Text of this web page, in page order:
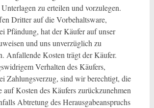
zu erteilen und vorzulegen.
Dritter auf die Vorbehaltsware,
Pfändung, hat der Käufer auf unser
und uns unverzüglich zu
Anfallende Kosten trägt der Käufer.
Verhalten des Käufers,
Zahlungsverzug, sind wir berechtigt, die
auf Kosten des Käufers zurückzunehmen
Abtretung des Herausgabeanspruchs